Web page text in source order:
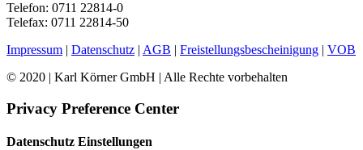
Telefon: 0711 22814-0
Telefax: 0711 22814-50
Impressum | Datenschutz | AGB | Freistellungsbescheinigung | VOB
© 2020 | Karl Körner GmbH | Alle Rechte vorbehalten
Privacy Preference Center
Datenschutz Einstellungen